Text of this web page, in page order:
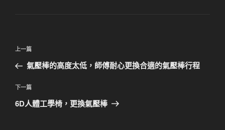
文
導
覽
上
一
文
章
上一篇
氣壓棒的高度太低，師傅耐心更換合適的氣壓棒行程
下
一
下一篇
6D人體工學椅，更換氣壓棒